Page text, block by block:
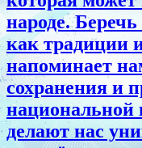
народе.
как традиции
напоминает
сохранения и
национальной
делают нас